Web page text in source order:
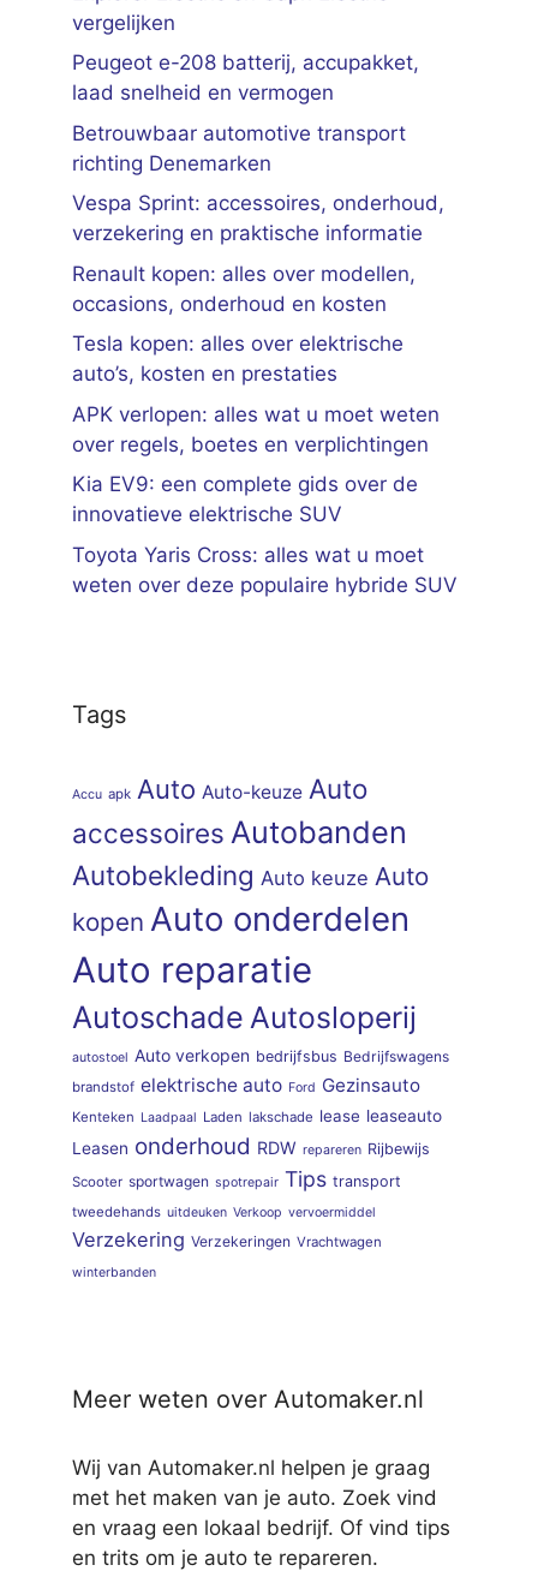
vergelijken
Peugeot e-208 batterij, accupakket,
laad snelheid en vermogen
Betrouwbaar automotive transport
richting Denemarken
Vespa Sprint: accessoires, onderhoud,
verzekering en praktische informatie
Renault kopen: alles over modellen,
occasions, onderhoud en kosten
Tesla kopen: alles over elektrische
auto’s, kosten en prestaties
APK verlopen: alles wat u moet weten
over regels, boetes en verplichtingen
Kia EV9: een complete gids over de
innovatieve elektrische SUV
Toyota Yaris Cross: alles wat u moet
weten over deze populaire hybride SUV
Tags
Accu apk Auto Auto-keuze Auto
accessoires Autobanden
Autobekleding Auto keuze Auto
kopen Auto onderdelen
Auto reparatie
Autoschade Autosloperij
autostoel Auto verkopen bedrijfsbus Bedrijfswagens
brandstof elektrische auto Ford Gezinsauto
Kenteken Laadpaal Laden lakschade lease leaseauto
Leasen onderhoud RDW repareren Rijbewijs
Scooter sportwagen spotrepair Tips transport
tweedehands uitdeuken Verkoop vervoermiddel
Verzekering Verzekeringen Vrachtwagen
winterbanden
Meer weten over Automaker.nl
Wij van Automaker.nl helpen je graag
met het maken van je auto. Zoek vind
en vraag een lokaal bedrijf. Of vind tips
en trits om je auto te repareren.